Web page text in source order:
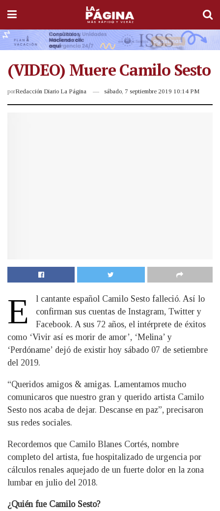
(VIDEO) Muere Camilo Sesto
porRedacción Diario La Página sábado, 7 septiembre 2019 10:14 PM
E
l cantante español Camilo Sesto falleció. Así lo
confirman sus cuentas de Instagram, Twitter y
Facebook. A sus 72 años, el intérprete de éxitos
como ‘Vivir así es morir de amor’, ‘Melina’ y
‘Perdóname’ dejó de existir hoy sábado 07 de setiembre
del 2019.
“Queridos amigos & amigas. Lamentamos mucho
comunicaros que nuestro gran y querido artista Camilo
Sesto nos acaba de dejar. Descanse en paz”, precisaron
sus redes sociales.
Recordemos que Camilo Blanes Cortés, nombre
completo del artista, fue hospitalizado de urgencia por
cálculos renales aquejado de un fuerte dolor en la zona
lumbar en julio del 2018.
¿Quién fue Camilo Sesto?